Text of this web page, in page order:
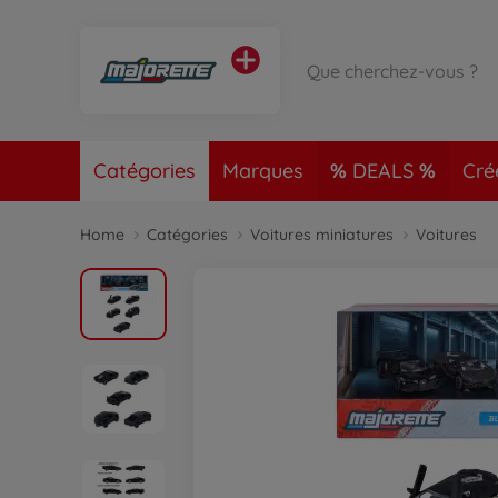
Catégories Marques DEALS
Home Catégories Voitures miniatures Voitures